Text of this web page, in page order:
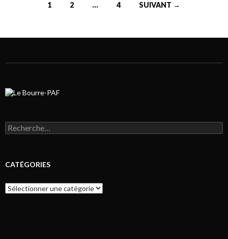
1 2 … 4 SUIVANT →
Rechercher :
CATÉGORIES
Catégories